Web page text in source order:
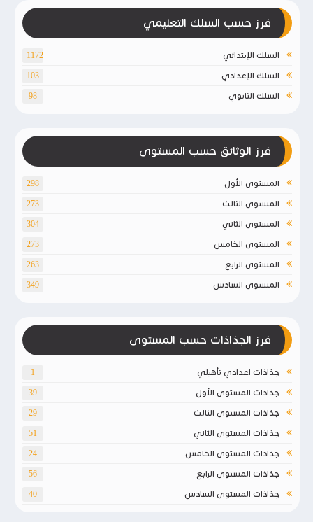
فرز حسب السلك التعليمي
السلك الإبتدائي 1172
السلك الإعدادي 103
السلك الثانوي 98
فرز الوثائق حسب المستوى
المستوى الأول 298
المستوى الثالث 273
المستوى الثاني 304
المستوى الخامس 273
المستوى الرابع 263
المستوى السادس 349
فرز الجذاذات حسب المستوى
جذاذات اعدادي تأهيلي 1
جذاذات المستوى الأول 39
جذاذات المستوى الثالث 29
جذاذات المستوى الثاني 51
جذاذات المستوى الخامس 24
جذاذات المستوى الرابع 56
جذاذات المستوى السادس 40